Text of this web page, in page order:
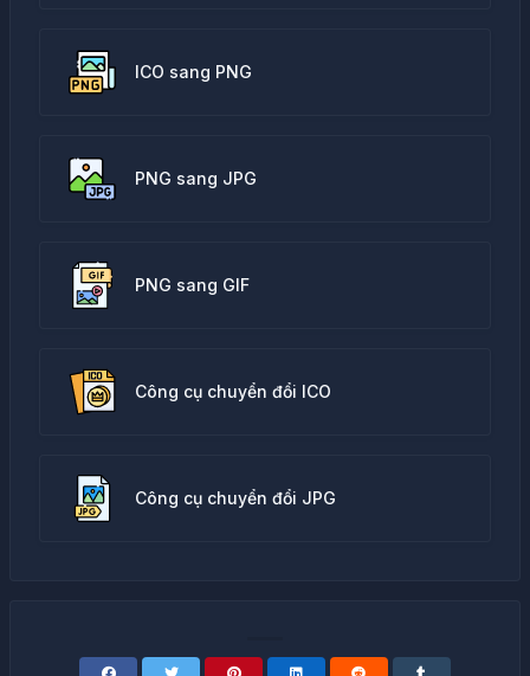
ICO sang PNG
PNG sang JPG
PNG sang GIF
Công cụ chuyển đổi ICO
Công cụ chuyển đổi JPG